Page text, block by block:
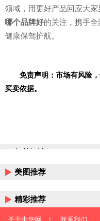
领域，用更好产品回应大家
哪个品牌好的关注，携手全
健康保驾护航。
免责声明：市场有风险
买卖依据。
相关阅读
美图推荐
精彩推荐